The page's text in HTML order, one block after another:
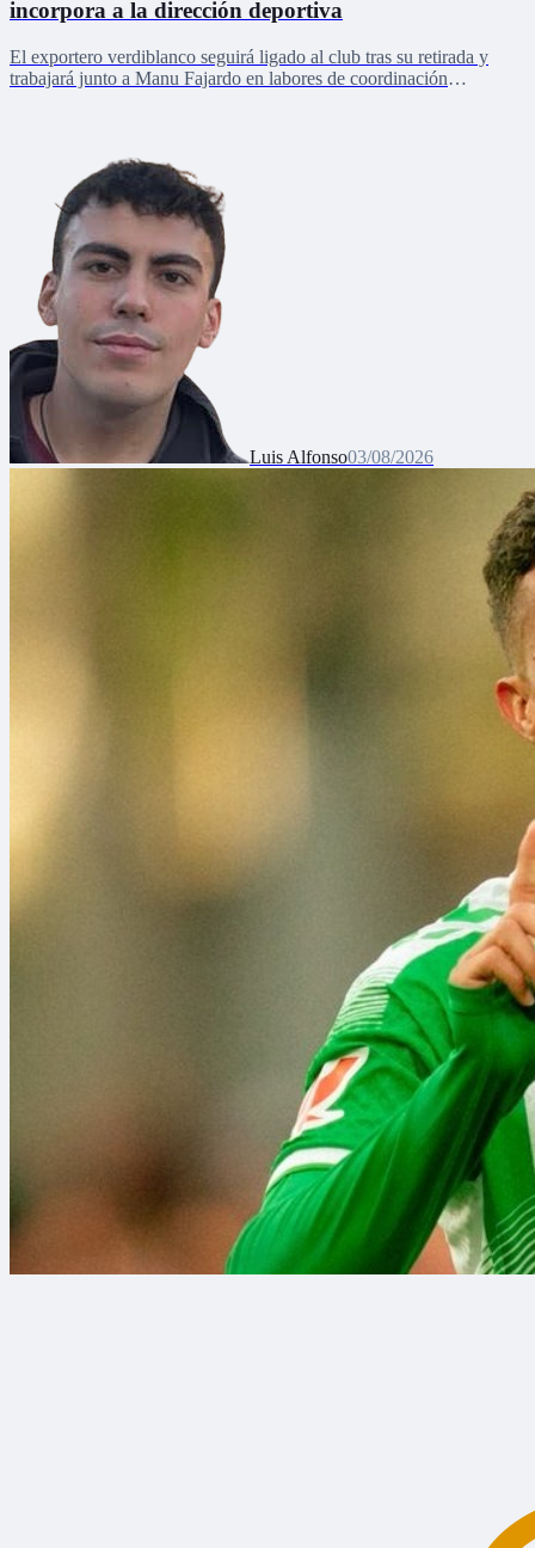
incorpora a la dirección deportiva
El exportero verdiblanco seguirá ligado al club tras su retirada y
trabajará junto a Manu Fajardo en labores de coordinación
Luis Alfonso03/08/2026